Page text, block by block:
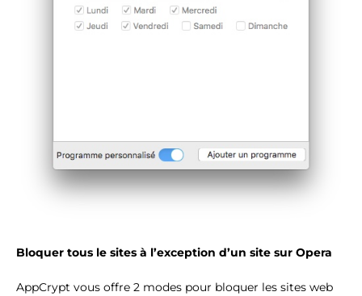
Bloquer tous le sites à l’exception d’un site sur Opera
AppCrypt vous offre 2 modes pour bloquer les sites web